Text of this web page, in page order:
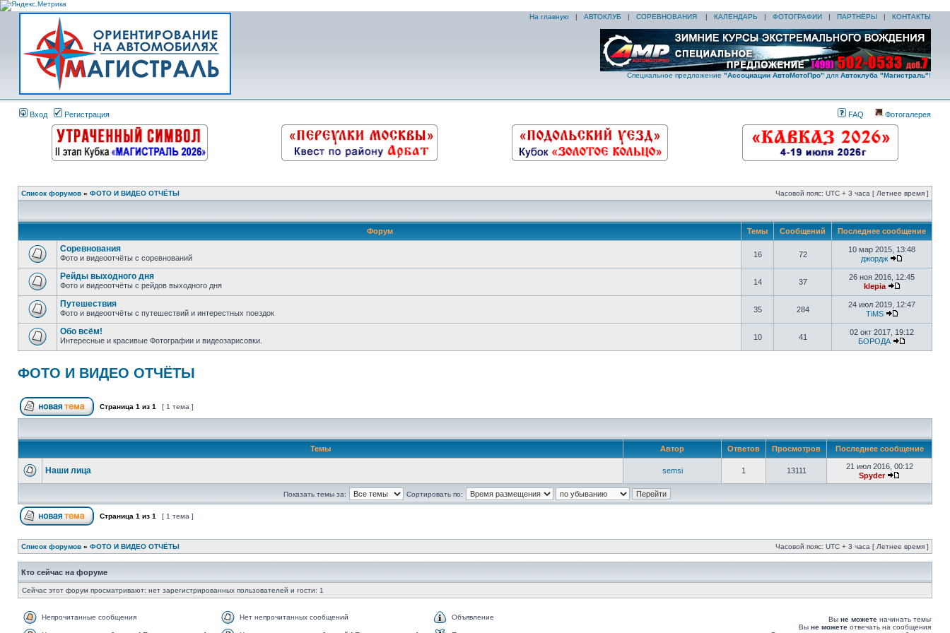
На главную | АВТОКЛУБ | СОРЕВНОВАНИЯ | КАЛЕНДАРЬ | ФОТОГРАФИИ | ПАРТНЁРЫ | КОНТАКТЫ
Специальное предложение "Ассоциации АвтоМотоПро" для Автоклуба "Магистраль"!
Вход Регистрация FAQ Фотогалерея
Список форумов » ФОТО И ВИДЕО ОТЧЁТЫ Часовой пояс: UTC + 3 часа [ Летнее время ]
Форум Темы Сообщений Последнее сообщение
Соревнования
Фото и видеоотчёты с соревнований 16 72
10 мар 2015, 13:48
джордж
Рейды выходного дня
Фото и видеоотчёты с рейдов выходного дня 14 37
26 ноя 2016, 12:45
klepia
Путешествия
Фото и видеоотчёты с путешествий и интерестных поездок 35 284
24 июл 2019, 12:47
TiMS
Обо всём!
Интересные и красивые Фотографии и видеозарисовки. 10 41
02 окт 2017, 19:12
БОРОДА
ФОТО И ВИДЕО ОТЧЁТЫ
Страница 1 из 1 [ 1 тема ]
Темы Автор Ответов Просмотров Последнее сообщение
Наши лица semsi 1 13111
21 июл 2016, 00:12
Spyder
Показать темы за: Сортировать по:
Страница 1 из 1 [ 1 тема ]
Список форумов » ФОТО И ВИДЕО ОТЧЁТЫ Часовой пояс: UTC + 3 часа [ Летнее время ]
Кто сейчас на форуме
Сейчас этот форум просматривают: нет зарегистрированных пользователей и гости: 1
Непрочитанные сообщения Нет непрочитанных сообщений Объявление Вы не можете начинать темы
Вы не можете отвечать на сообщения